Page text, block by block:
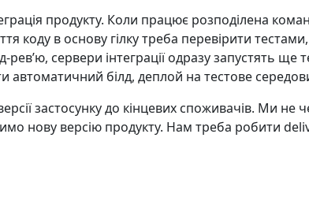
продукту. Коли працює розподілена
коду в основу гілку треба перевірити
сервери інтеграції одразу запустять ще
автоматичний білд, деплой на тестове
застосунку до кінцевих споживачів. Ми не
нову версію продукту. Нам треба робити